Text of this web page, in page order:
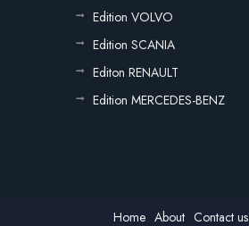
Edition VOLVO
Edition SCANIA
Editon RENAULT
Edition MERCEDES-BENZ
Home About Contact us